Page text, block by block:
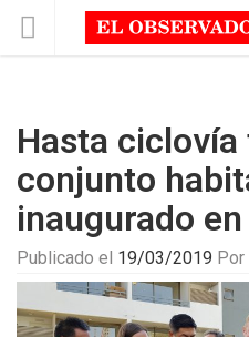
Hasta ciclovía
conjunto
inaugurado
Publicado el 19/03/2019 Por